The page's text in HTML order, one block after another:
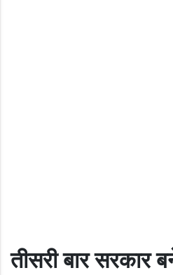
तीसरी बार सरकार